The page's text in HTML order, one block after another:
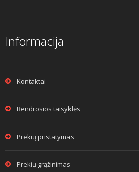
Informacija
Kontaktai
Bendrosios taisyklės
Prekių pristatymas
Prekių grąžinimas